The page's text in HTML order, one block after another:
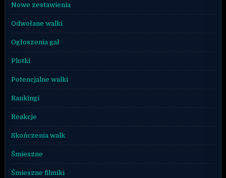
Nowe zestawienia
Odwołane walki
Ogłoszenia gal
Plotki
Potencjalne walki
Rankingi
Reakcje
Skończenia walk
Śmieszne
Śmieszne filmiki